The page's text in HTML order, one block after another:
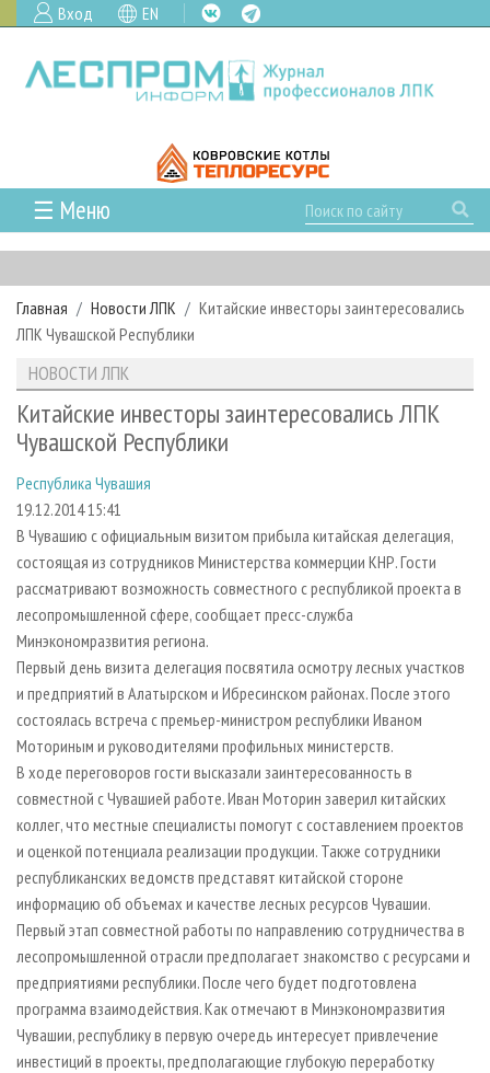
Вход EN
☰ Меню
ГЛАВНАЯ
РУБРИКИ И ТЕМЫ
РУБРИКИ ЖУРНАЛА
ЛЕСОЗАГОТОВКА
ЛЕСОПИЛЕНИЕ
СУШКА ДРЕВЕСИНЫ
ПРОИЗВОДСТВО ДРЕВЕСНЫХ ПЛИТ
ДЕРЕВЯННОЕ ДОМОСТРОЕНИЕ
ПРОИЗВОДСТВО МЕБЕЛИ
БИОЭНЕРГЕТИКА
ЦБП
ИНСТРУМЕНТ И МАТЕРИАЛЫ
НОВОСТИ
НОВОСТИ ЛПК
НОВОСТИ ЖУРНАЛА
ПРОЕКТЫ ЛПИ
АНАЛИТИКА
ПРЕДПРИЯТИЯ ЛПК
ПЕРСОНЫ
МОБИЛЬНЫЕ ВЫСТАВКИ
ОФИЦИАЛЬНЫЕ ДЕЛЕГАЦИИ
ПРИОРИТЕТНЫЕ ИНВЕСТПРОЕКТЫ
RUSSIAN FORESTRY REVIEW
ГАЗЕТА ЛЕСПРОМФОРУМ
БИБЛИОТЕКА СПЕЦИАЛИСТА
АРХИВ
АРХИВ ЖУРНАЛОВ
СТАТЬИ
О ЖУРНАЛЕ
ПОДПИСКА
КОНТАКТЫ
РЕКЛАМОДАТЕЛЯМ
РЕКЛАМА
РЕКЛАМА НА САЙТЕ
Главная Новости ЛПК
Китайские инвесторы заинтересовались
ЛПК Чувашской Республики
НОВОСТИ ЛПК
Китайские инвесторы заинтересовались ЛПК
Чувашской Республики
Республика Чувашия
19.12.2014 15:41
В Чувашию с официальным визитом прибыла китайская делегация,
состоящая из сотрудников Министерства коммерции КНР. Гости
рассматривают возможность совместного с республикой проекта в
лесопромышленной сфере, сообщает пресс-служба
Минэкономразвития региона.
Первый день визита делегация посвятила осмотру лесных участков
и предприятий в Алатырском и Ибресинском районах. После этого
состоялась встреча с премьер-министром республики Иваном
Моториным и руководителями профильных министерств.
В ходе переговоров гости высказали заинтересованность в
совместной с Чувашией работе. Иван Моторин заверил китайских
коллег, что местные специалисты помогут с составлением проектов
и оценкой потенциала реализации продукции. Также сотрудники
республиканских ведомств представят китайской стороне
информацию об объемах и качестве лесных ресурсов Чувашии.
Первый этап совместной работы по направлению сотрудничества в
лесопромышленной отрасли предполагает знакомство с ресурсами и
предприятиями республики. После чего будет подготовлена
программа взаимодействия. Как отмечают в Минэкономразвития
Чувашии, республику в первую очередь интересует привлечение
инвестиций в проекты, предполагающие глубокую переработку